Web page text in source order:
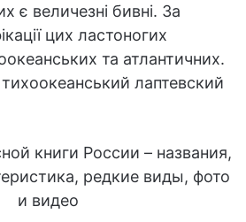
є величезні бивні. За
цих ластоногих
та атлантичних.
лаптевский